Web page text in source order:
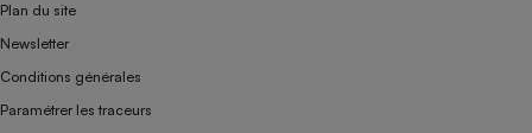
Plan du site
Newsletter
Conditions générales
Paramétrer les traceurs